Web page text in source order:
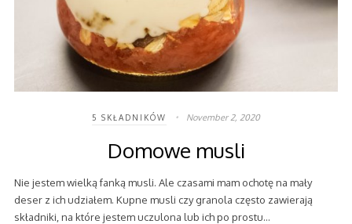
5 SKŁADNIKÓW November 2, 2020
Domowe musli
Nie jestem wielką fanką musli. Ale czasami mam ochotę na mały
deser z ich udziałem. Kupne musli czy granola często zawierają
składniki, na które jestem uczulona lub ich po prostu…